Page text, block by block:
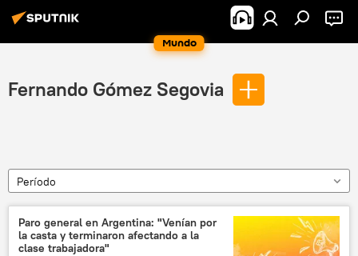
Mundo
Fernando Gómez Segovia
Período
Paro general en Argentina: "Venían por
la casta y terminaron afectando a la
clase trabajadora"